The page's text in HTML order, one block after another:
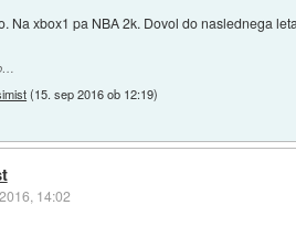
Na xbox1 pa NBA 2k. Dovol do naslednega
(15. sep 2016 ob 12:19)
14:02